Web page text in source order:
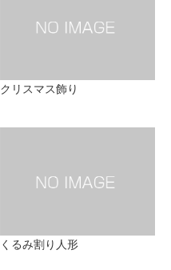
クリスマス飾り
くるみ割り人形